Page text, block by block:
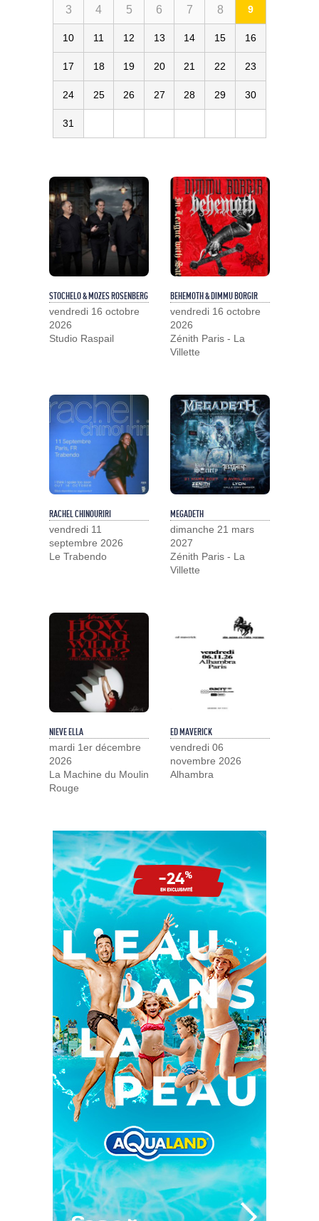
3 4 5 6 7 8 9
10 11 12 13 14 15 16
17 18 19 20 21 22 23
24 25 26 27 28 29 30
31
STOCHELO & MOZES ROSENBERG
vendredi 16 octobre
2026
Studio Raspail
BEHEMOTH & DIMMU BORGIR
vendredi 16 octobre
2026
Zénith Paris - La
Villette
RACHEL CHINOURIRI
vendredi 11
septembre 2026
Le Trabendo
MEGADETH
dimanche 21 mars
2027
Zénith Paris - La
Villette
NIEVE ELLA
mardi 1er décembre
2026
La Machine du Moulin
Rouge
ED MAVERICK
vendredi 06
novembre 2026
Alhambra